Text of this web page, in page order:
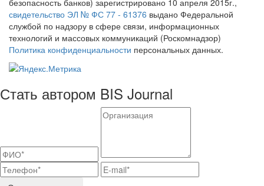
свидетельство ЭЛ № ФС 77 - 61376 выдано Федеральной
службой по надзору в сфере связи, информационных
технологий и массовых коммуникаций (Роскомнадзор)
Политика конфиденциальности персональных данных.
Стать автором BIS Journal